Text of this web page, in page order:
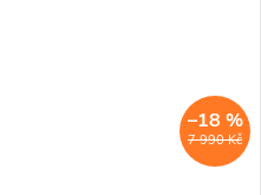
7 990 Kč
–18 %